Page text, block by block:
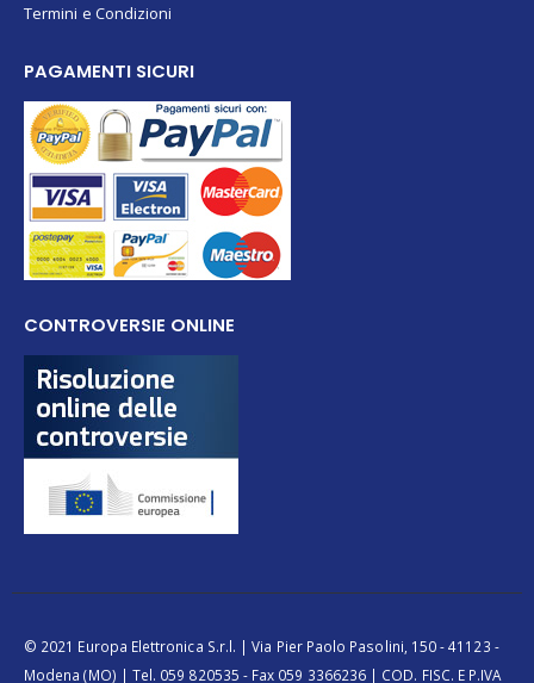
Termini e Condizioni
PAGAMENTI SICURI
CONTROVERSIE ONLINE
© 2021 Europa Elettronica S.r.l. | Via Pier Paolo Pasolini, 150 - 41123 -
Modena (MO) | Tel. 059 820535 - Fax 059 3366236 | COD. FISC. E P.IVA